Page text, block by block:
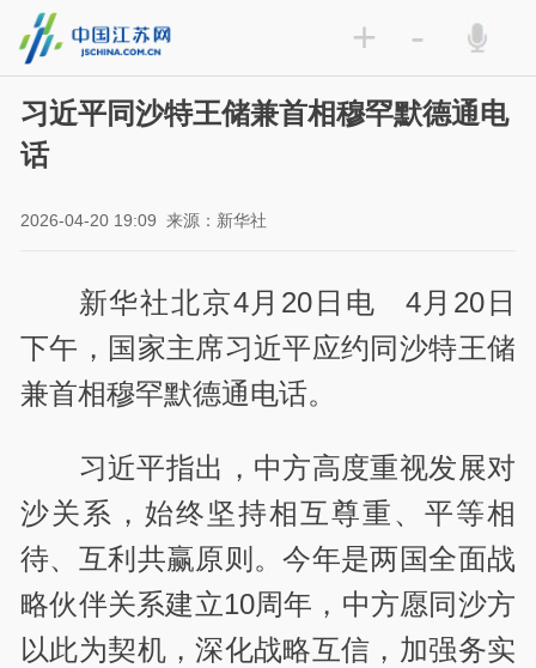
+ -
习近平同沙特王储兼首相穆罕默德通电
话
2026-04-20 19:09 来源：新华社
新华社北京4月20日电 4月20日
下午，国家主席习近平应约同沙特王储
兼首相穆罕默德通电话。
习近平指出，中方高度重视发展对
沙关系，始终坚持相互尊重、平等相
待、互利共赢原则。今年是两国全面战
略伙伴关系建立10周年，中方愿同沙方
以此为契机，深化战略互信，加强务实